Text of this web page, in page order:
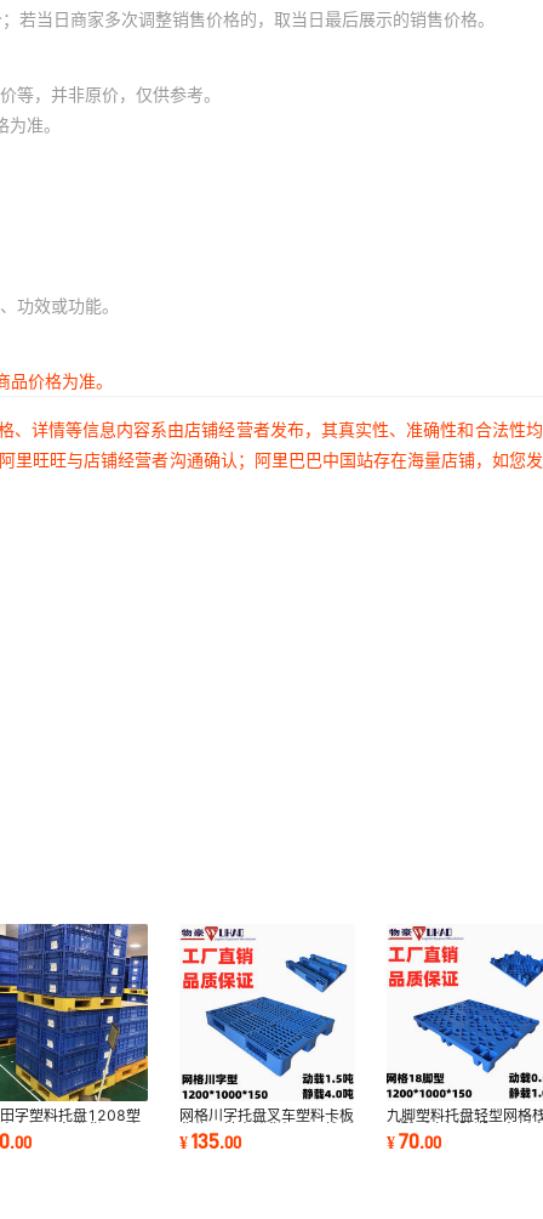
当日商家多次调整销售价格的，取当日最后展示的销售价格。
等，并非原价，仅供参考。
准。
功效或功能。
价格为准。
详情等信息内容系由店铺经营者发布，其真实性、准确性和合法性
旺旺与店铺经营者沟通确认；阿里巴巴中国站存在海量店铺，如您
字塑料托盘1208塑
车间叉车发货1.5吨
板现货
.00
网格川字托盘叉车塑料卡板
货物周转仓储货架器具栈板
塑胶托盘厂家
¥135.00
九脚塑料托盘轻型网格
耐酸碱卡板防潮叉车托
料单面托盘
¥70.00